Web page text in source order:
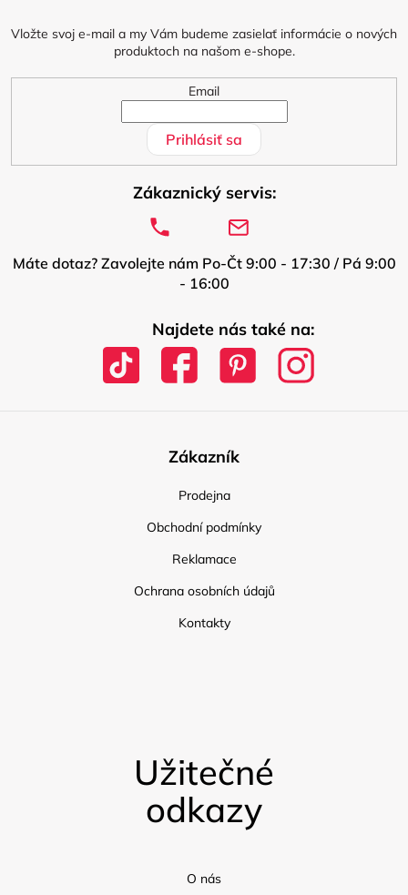
Vložte svoj e-mail a my Vám budeme zasielať informácie o nových
produktoch na našom e-shope.
Email
Prihlásiť sa
Zákaznický servis:
Máte dotaz? Zavolejte nám Po-Čt 9:00 - 17:30 / Pá 9:00
- 16:00
Najdete nás také na:
Zákazník
Prodejna
Obchodní podmínky
Reklamace
Ochrana osobních údajů
Kontakty
Užitečné
odkazy
O nás